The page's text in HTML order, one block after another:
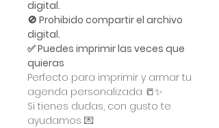
digital.
🚫 Prohibido compartir el archivo
digital.
✅ Puedes imprimir las veces que
quieras
Perfecto para imprimir y armar tu
agenda personalizada 📒✨
Si tienes dudas, con gusto te
ayudamos 💌